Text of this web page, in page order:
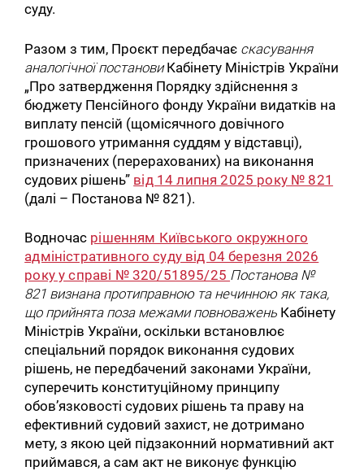
суду.
Разом з тим, Проєкт передбачає скасування
аналогічної постановиКабінету Міністрів України
„Про затвердження Порядку здійснення з
бюджету Пенсійного фонду України видатків на
виплату пенсій (щомісячного довічного
грошового утримання суддям у відставці),
призначених (перерахованих) на виконання
судових рішень” від 14 липня 2025 року № 821
(далі – Постанова № 821).
Водночас рішенням Київського окружного
адміністративного суду від 04 березня 2026
року у справі № 320/51895/25 Постанова №
821 визнана протиправною та нечинною як така,
що прийнята поза межами повноважень Кабінету
Міністрів України, оскільки встановлює
спеціальний порядок виконання судових
рішень, не передбачений законами України,
суперечить конституційному принципу
обов’язковості судових рішень та праву на
ефективний судовий захист, не дотримано
мету, з якою цей підзаконний нормативний акт
приймався, а сам акт не виконує функцію